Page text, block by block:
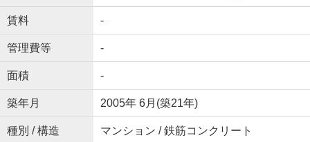
賃料 -
管理費等 -
面積 -
築年月 2005年 6月(築21年)
種別 / 構造 マンション / 鉄筋コンクリート